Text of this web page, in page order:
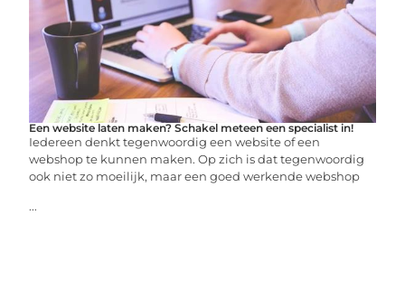
Een website laten maken? Schakel meteen een specialist in!
Iedereen denkt tegenwoordig een website of een
webshop te kunnen maken. Op zich is dat tegenwoordig
ook niet zo moeilijk, maar een goed werkende webshop
...